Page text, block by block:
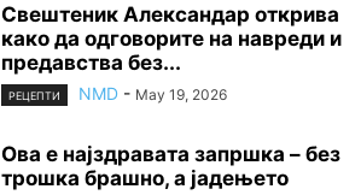
Свештеник Александар открива
како да одговорите на навреди и
предавства без...
РЕЦЕПТИ NMD - May 19, 2026
Ова е најздравата запршка – без
трошка брашно, а јадењето